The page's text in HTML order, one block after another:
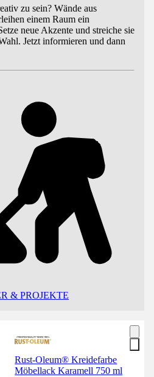
zu sein? Wände aus
einem Raum ein
neue Akzente und streiche sie
Jetzt informieren und dann
& PROJEKTE
Rust-Oleum® Kreidefarbe
Möbellack Karamell 750 ml